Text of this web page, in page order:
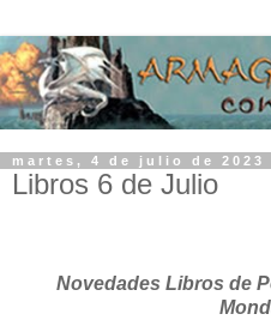
martes, 4 de julio de 2023
Libros 6 de Julio
Novedades Libros de